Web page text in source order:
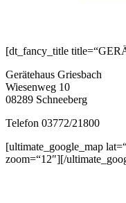
[dt_fancy_title
Gerätehaus Griesbach
Wiesenweg 10
08289 Schneeberg
Telefon 03772/21800
[ultimate_google_map
zoom=“12″][/